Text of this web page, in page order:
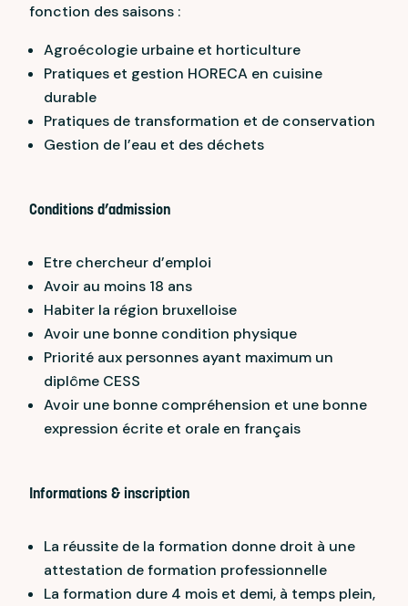
fonction des saisons :
Agroécologie urbaine et horticulture
Pratiques et gestion HORECA en cuisine
durable
Pratiques de transformation et de conservation
Gestion de l’eau et des déchets
Conditions d’admission
Etre chercheur d’emploi
Avoir au moins 18 ans
Habiter la région bruxelloise
Avoir une bonne condition physique
Priorité aux personnes ayant maximum un
diplôme CESS
Avoir une bonne compréhension et une bonne
expression écrite et orale en français
Informations & inscription
La réussite de la formation donne droit à une
attestation de formation professionnelle
La formation dure 4 mois et demi, à temps plein,